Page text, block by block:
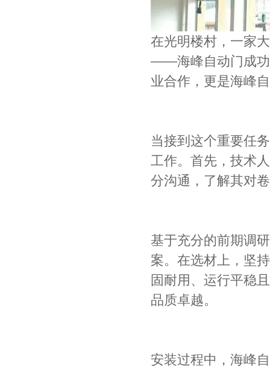
在光明楼村，一家
——海峰自动门成功
业合作，更是海峰
当接到这个重要任
工作。首先，技术
分沟通，了解其对
基于充分的前期调
案。在选材上，坚
固耐用、运行平稳
品质卓越。
安装过程中，海峰